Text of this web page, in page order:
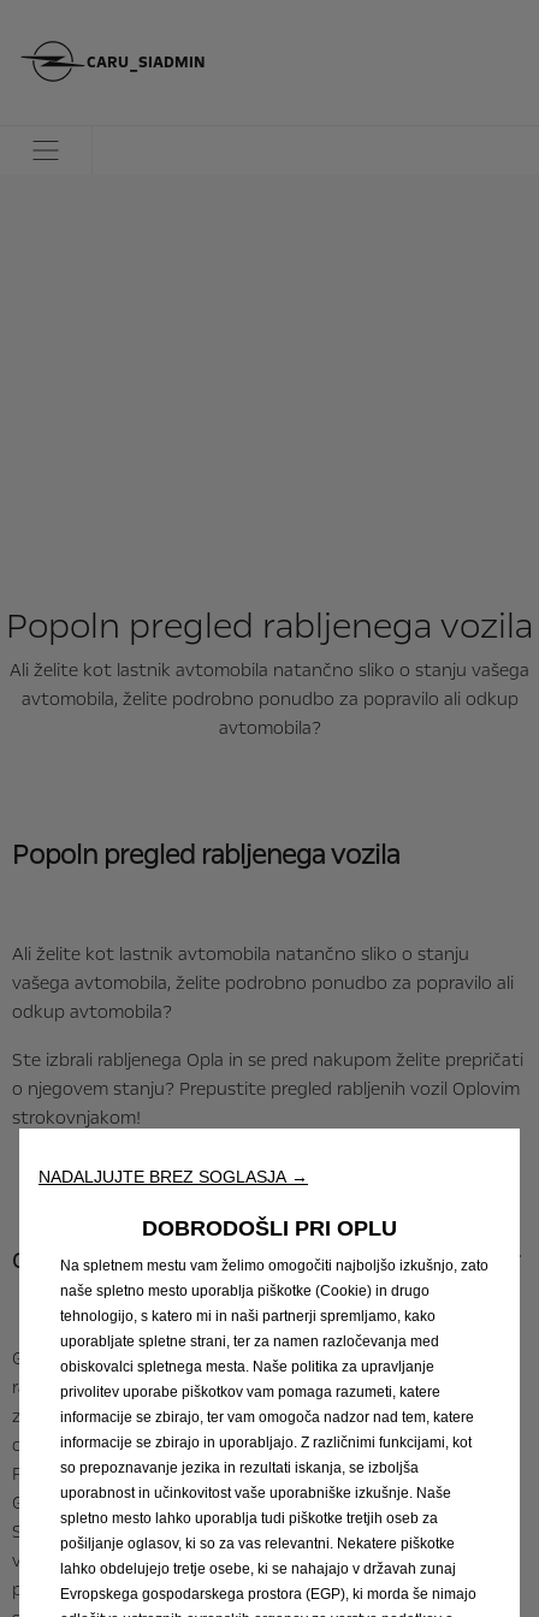
CARU_SIADMIN
Popoln pregled rabljenega vozila
Ali želite kot lastnik avtomobila natančno sliko o stanju vašega
avtomobila, želite podrobno ponudbo za popravilo ali odkup
avtomobila?
Popoln pregled rabljenega vozila
Ali želite kot lastnik avtomobila natančno sliko o stanju
vašega avtomobila, želite podrobno ponudbo za popravilo ali
odkup avtomobila?
Ste izbrali rabljenega Opla in se pred nakupom želite prepričati
o njegovem stanju? Prepustite pregled rabljenih vozil Oplovim
strokovnjakom!
Cena popolnega pregleda rabljenega avtomobila: 60 €*
Glavni sistemi in komponente avtomobila se preverjajo, brez
razstavljanja, v naslednjih 30 točkah: Pregled prevoženih km /
zadnje zabeleženo servisiranje in vsebinail** (zavora, filter za
cvetni prah, čiščenje klime, zavorna tekočina, zobati jermen);
Preverjanje odprtih odpoklicov; Delovanje sklopke/menjalnika;
Glasne zavore in občutek zaviranja; Karoserija/korozija/praske;
Sprednje in zadnje luči + smerniki, hupa; Kontrola oken,
vetrobranskih stekel; Volan; Kontrola ročne zavore; Stanje
pnevmatik + nivo tlaka, vključno z rezervim kolesom, pregled
NADALJUJTE BREZ SOGLASJA →
DOBRODOŠLI PRI OPLU
Na spletnem mestu vam želimo omogočiti najboljšo izkušnjo, zato
naše spletno mesto uporablja piškotke (Cookie) in drugo
tehnologijo, s katero mi in naši partnerji spremljamo, kako
uporabljate spletne strani, ter za namen razločevanja med
obiskovalci spletnega mesta. Naše politika za upravljanje
privolitev uporabe piškotkov vam pomaga razumeti, katere
informacije se zbirajo, ter vam omogoča nadzor nad tem, katere
informacije se zbirajo in uporabljajo. Z različnimi funkcijami, kot
so prepoznavanje jezika in rezultati iskanja, se izboljša
uporabnost in učinkovitost vaše uporabniške izkušnje. Naše
spletno mesto lahko uporablja tudi piškotke tretjih oseb za
pošiljanje oglasov, ki so za vas relevantni. Nekatere piškotke
lahko obdelujejo tretje osebe, ki se nahajajo v državah zunaj
Evropskega gospodarskega prostora (EGP), ki morda še nimajo